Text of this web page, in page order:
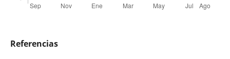
Referencias